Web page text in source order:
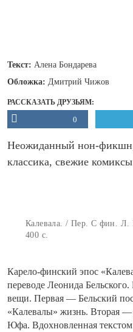
Текст: Алена Бондарева
Обложка: Дмитрий Чижов
РАССКАЗАТЬ ДРУЗЬЯМ:
0
Неожиданный нон-
классика, свежие
Калевала. / Пер. С фин.
400 с.
Карело-финский эпос
переводе Леонида
вещи. Первая — Бельский
«Калевалы» жизнь. Вторая
Юфа. Вдохновленная